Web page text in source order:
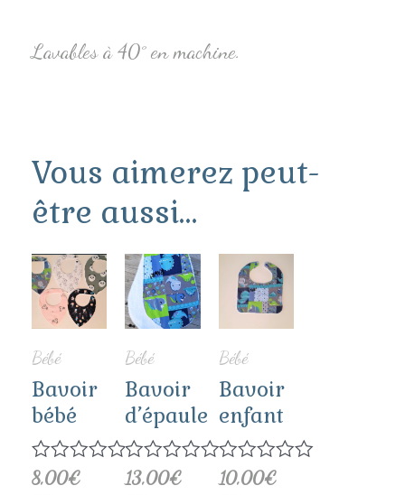
Lavables à 40° en machine.
Vous aimerez peut-
être aussi…
Bébé
Bavoir
bébé
Note
8,00€
Ce
produit
a
plusieurs
variations.
Les
Bébé
Bavoir
d’épaule
Note
13,00€
Ce
produit
a
plusieurs
variations.
Les
Bébé
Bavoir
enfant
Note
10,00€
produit
a
plusieurs
variations.
Les